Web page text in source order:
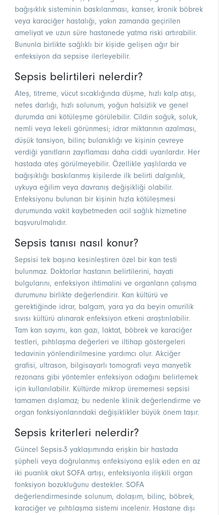
bağışıklık sisteminin baskılanması, kanser, kronik böbrek
veya karaciğer hastalığı, yakın zamanda geçirilen
ameliyat ve uzun süre hastanede yatma riski artırabilir.
Bununla birlikte sağlıklı bir kişide gelişen ağır bir
enfeksiyon da sepsise ilerleyebilir.
Sepsis belirtileri nelerdir?
Ateş, titreme, vücut sıcaklığında düşme, hızlı kalp atışı,
nefes darlığı, hızlı solunum, yoğun halsizlik ve genel
durumda ani kötüleşme görülebilir. Cildin soğuk, soluk,
nemli veya lekeli görünmesi; idrar miktarının azalması,
düşük tansiyon, bilinç bulanıklığı ve kişinin çevreye
verdiği yanıtların zayıflaması daha ciddi uyarılardır. Her
hastada ateş görülmeyebilir. Özellikle yaşlılarda ve
bağışıklığı baskılanmış kişilerde ilk belirti dalgınlık,
uykuya eğilim veya davranış değişikliği olabilir.
Enfeksiyonu bulunan bir kişinin hızla kötüleşmesi
durumunda vakit kaybetmeden acil sağlık hizmetine
başvurulmalıdır.
Sepsis tanısı nasıl konur?
Sepsisi tek başına kesinleştiren özel bir kan testi
bulunmaz. Doktorlar hastanın belirtilerini, hayati
bulgularını, enfeksiyon ihtimalini ve organların çalışma
durumunu birlikte değerlendirir. Kan kültürü ve
gerektiğinde idrar, balgam, yara ya da beyin omurilik
sıvısı kültürü alınarak enfeksiyon etkeni araştırılabilir.
Tam kan sayımı, kan gazı, laktat, böbrek ve karaciğer
testleri, pıhtılaşma değerleri ve iltihap göstergeleri
tedavinin yönlendirilmesine yardımcı olur. Akciğer
grafisi, ultrason, bilgisayarlı tomografi veya manyetik
rezonans gibi yöntemler enfeksiyon odağını belirlemek
için kullanılabilir. Kültürde mikrop ürememesi sepsisi
tamamen dışlamaz; bu nedenle klinik değerlendirme ve
organ fonksiyonlarındaki değişiklikler büyük önem taşır.
Sepsis kriterleri nelerdir?
Güncel Sepsis-3 yaklaşımında erişkin bir hastada
şüpheli veya doğrulanmış enfeksiyona eşlik eden en az
iki puanlık akut SOFA artışı, enfeksiyonla ilişkili organ
fonksiyon bozukluğunu destekler. SOFA
değerlendirmesinde solunum, dolaşım, bilinç, böbrek,
karaciğer ve pıhtılaşma sistemi incelenir. Hastane dışı